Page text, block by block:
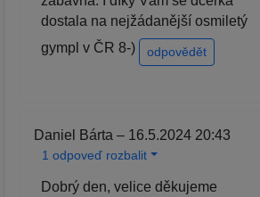
dostala na nejžádanější osmiletý
gympl v ČR 8-)
odpovědět
Daniel Bárta – 16.5.2024 20:43
1 odpoveď rozbalit
Dobrý den, velice děkujeme